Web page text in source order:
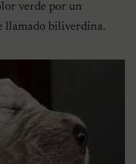
verde por un
llamado biliverdina.